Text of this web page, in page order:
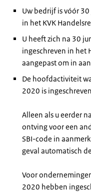
Uw bedrijf is vóór
in het KVK
U heeft zich na 30
ingeschreven in het
aangepast om in
De hoofdactiviteit
2020 is
Alleen als u eerder
ontving voor een
SBI-code in
geval automatisch
Voor
2020 hebben